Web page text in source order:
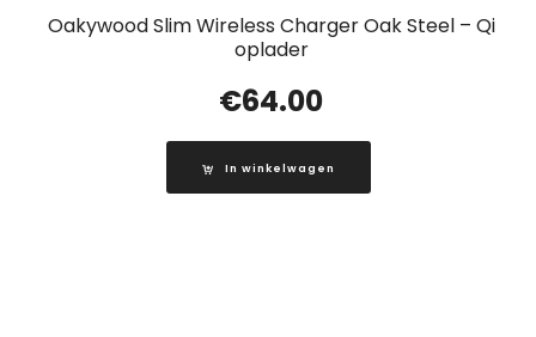
Oakywood Slim Wireless Charger Oak Steel – Qi
oplader
€64.00
In winkelwagen